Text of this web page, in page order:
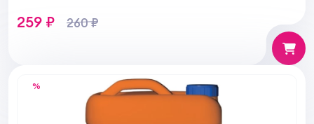
259 ₽ 260 ₽
%